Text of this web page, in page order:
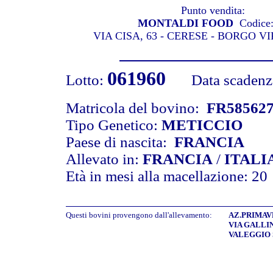
Punto vendita:
MONTALDI FOOD
VIA CISA, 63 - CERESE - BORGO
Lotto: 061960 Data
Matricola del bovino:
Tipo Genetico: METICCIO
Paese di nascita: FRANCIA
Allevato in: FRANCIA /
Età in mesi alla macellazione: 20
Questi bovini provengono dall'allevamento:
VIA
VALEGGIO